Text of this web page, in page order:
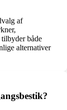
af
tilbyder både
alternativer